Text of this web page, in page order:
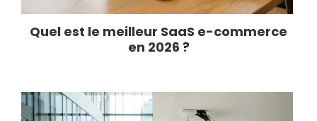
Quel est le meilleur SaaS e-commerce
en 2026 ?